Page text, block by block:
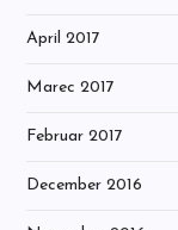
April 2017
Marec 2017
Februar 2017
December 2016